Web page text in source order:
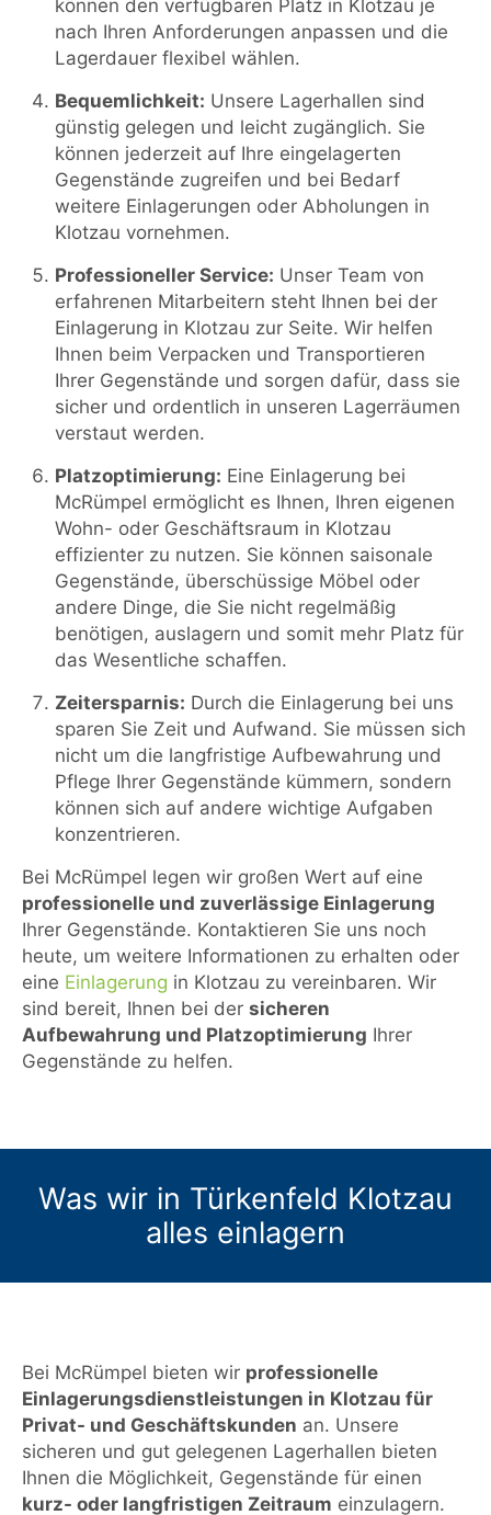
können den verfügbaren Platz in Klotzau je
nach Ihren Anforderungen anpassen und die
Lagerdauer flexibel wählen.
Bequemlichkeit: Unsere Lagerhallen sind
günstig gelegen und leicht zugänglich. Sie
können jederzeit auf Ihre eingelagerten
Gegenstände zugreifen und bei Bedarf
weitere Einlagerungen oder Abholungen in
Klotzau vornehmen.
Professioneller Service: Unser Team von
erfahrenen Mitarbeitern steht Ihnen bei der
Einlagerung in Klotzau zur Seite. Wir helfen
Ihnen beim Verpacken und Transportieren
Ihrer Gegenstände und sorgen dafür, dass sie
sicher und ordentlich in unseren Lagerräumen
verstaut werden.
Platzoptimierung: Eine Einlagerung bei
McRümpel ermöglicht es Ihnen, Ihren eigenen
Wohn- oder Geschäftsraum in Klotzau
effizienter zu nutzen. Sie können saisonale
Gegenstände, überschüssige Möbel oder
andere Dinge, die Sie nicht regelmäßig
benötigen, auslagern und somit mehr Platz für
das Wesentliche schaffen.
Zeitersparnis: Durch die Einlagerung bei uns
sparen Sie Zeit und Aufwand. Sie müssen sich
nicht um die langfristige Aufbewahrung und
Pflege Ihrer Gegenstände kümmern, sondern
können sich auf andere wichtige Aufgaben
konzentrieren.
Bei McRümpel legen wir großen Wert auf eine
professionelle und zuverlässige Einlagerung
Ihrer Gegenstände. Kontaktieren Sie uns noch
heute, um weitere Informationen zu erhalten oder
eine Einlagerung in Klotzau zu vereinbaren. Wir
sind bereit, Ihnen bei der sicheren
Aufbewahrung und Platzoptimierung Ihrer
Gegenstände zu helfen.
Was wir in Türkenfeld Klotzau
alles einlagern
Bei McRümpel bieten wir professionelle
Einlagerungsdienstleistungen in Klotzau für
Privat- und Geschäftskunden an. Unsere
sicheren und gut gelegenen Lagerhallen bieten
Ihnen die Möglichkeit, Gegenstände für einen
kurz- oder langfristigen Zeitraum einzulagern.